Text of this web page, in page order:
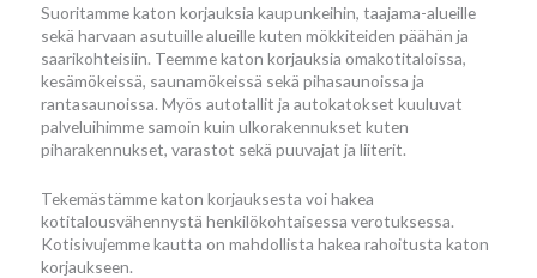
Suoritamme katon korjauksia kaupunkeihin, taajama-alueille
sekä harvaan asutuille alueille kuten mökkiteiden päähän ja
saarikohteisiin. Teemme katon korjauksia omakotitaloissa,
kesämökeissä, saunamökeissä sekä pihasaunoissa ja
rantasaunoissa. Myös autotallit ja autokatokset kuuluvat
palveluihimme samoin kuin ulkorakennukset kuten
piharakennukset, varastot sekä puuvajat ja liiterit.
Tekemästämme katon korjauksesta voi hakea
kotitalousvähennystä henkilökohtaisessa verotuksessa.
Kotisivujemme kautta on mahdollista hakea rahoitusta katon
korjaukseen.